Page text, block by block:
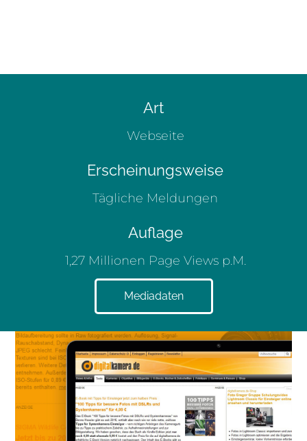
Art
Webseite
Erscheinungsweise
Tägliche Meldungen
Auflage
1,27 Millionen Page Views p.M.
Mediadaten